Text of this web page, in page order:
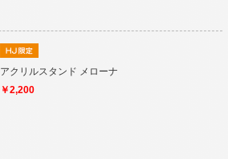
アクリルスタンド メローナ
￥2,200